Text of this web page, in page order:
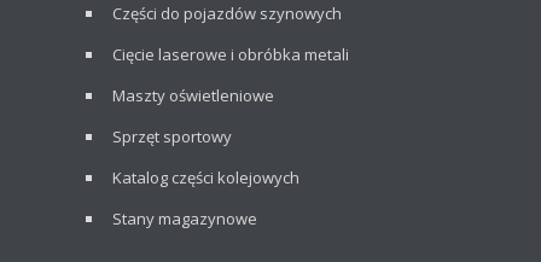
Części do pojazdów szynowych
Cięcie laserowe i obróbka metali
Maszty oświetleniowe
Sprzęt sportowy
Katalog części kolejowych
Stany magazynowe